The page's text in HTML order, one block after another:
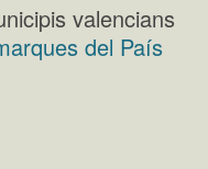
valencians
del País